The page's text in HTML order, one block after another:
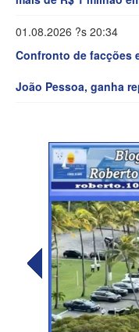
01.08.2026 ?s 20:34
Confronto de facções
João Pessoa, ganha